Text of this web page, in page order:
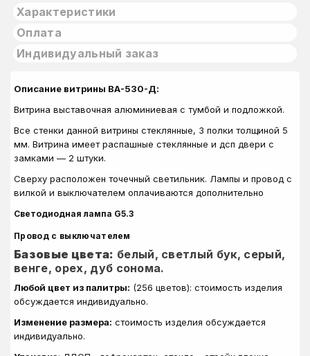
Характеристики
Оплата
Индивидуальный заказ
Описание витрины ВА-530-Д:
Витрина выставочная алюминиевая с тумбой и подложкой.
Все стенки данной витрины стеклянные, 3 полки толщиной 5
мм. Витрина имеет распашные стеклянные и дсп двери с
замками — 2 штуки.
Сверху расположен точечный светильник. Лампы и провод с
вилкой и выключателем оплачиваются дополнительно
Светодиодная лампа G5.3
Провод с выключателем
Базовые цвета: белый, светлый бук, серый,
венге, орех, дуб сонома.
Любой цвет из палитры: (256 цветов): стоимость изделия
обсуждается индивидуально.
Изменение размера: стоимость изделия обсуждается
индивидуально.